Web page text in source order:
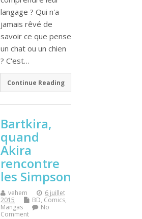
langage ? Qui n'a
jamais rêvé de
savoir ce que pense
un chat ou un chien
? C'est…
Continue Reading
Bartkira,
quand
Akira
rencontre
les Simpson
vehem
6 juillet
2015
BD, Comics,
Mangas
No
Comment